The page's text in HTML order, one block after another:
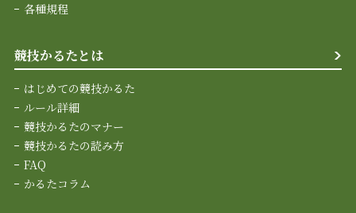
各種規程
競技かるたとは
はじめての競技かるた
ルール詳細
競技かるたのマナー
競技かるたの読み方
FAQ
かるたコラム